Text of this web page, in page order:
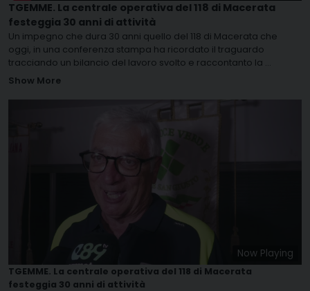
TGEMME. La centrale operativa del 118 di Macerata
festeggia 30 anni di attività
Un impegno che dura 30 anni quello del 118 di Macerata che
oggi, in una conferenza stampa ha ricordato il traguardo
tracciando un bilancio del lavoro svolto e raccontanto la ...
Show More
Now Playing
TGEMME. La centrale operativa del 118 di Macerata
festeggia 30 anni di attività